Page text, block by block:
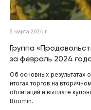
5 марта 2024 г.
Группа
за февраль 2024
Об основных результатах
итогах торгов на
облигаций и выплате
Boomin.